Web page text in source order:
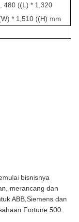
480 ((L) * 1,320
* 1,510 ((H) mm
bisnisnya
merancang dan
ABB,Siemens dan
Fortune 500.